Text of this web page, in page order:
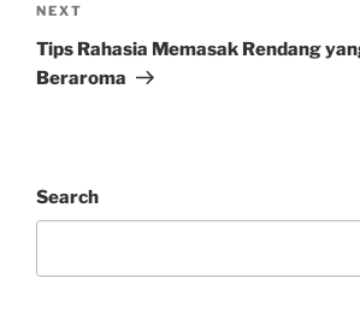
Next
Post
NEXT
Tips Rahasia Memasak Rendang
Beraroma
Search